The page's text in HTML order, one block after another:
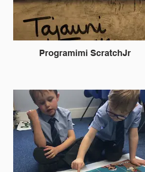
Programimi ScratchJr